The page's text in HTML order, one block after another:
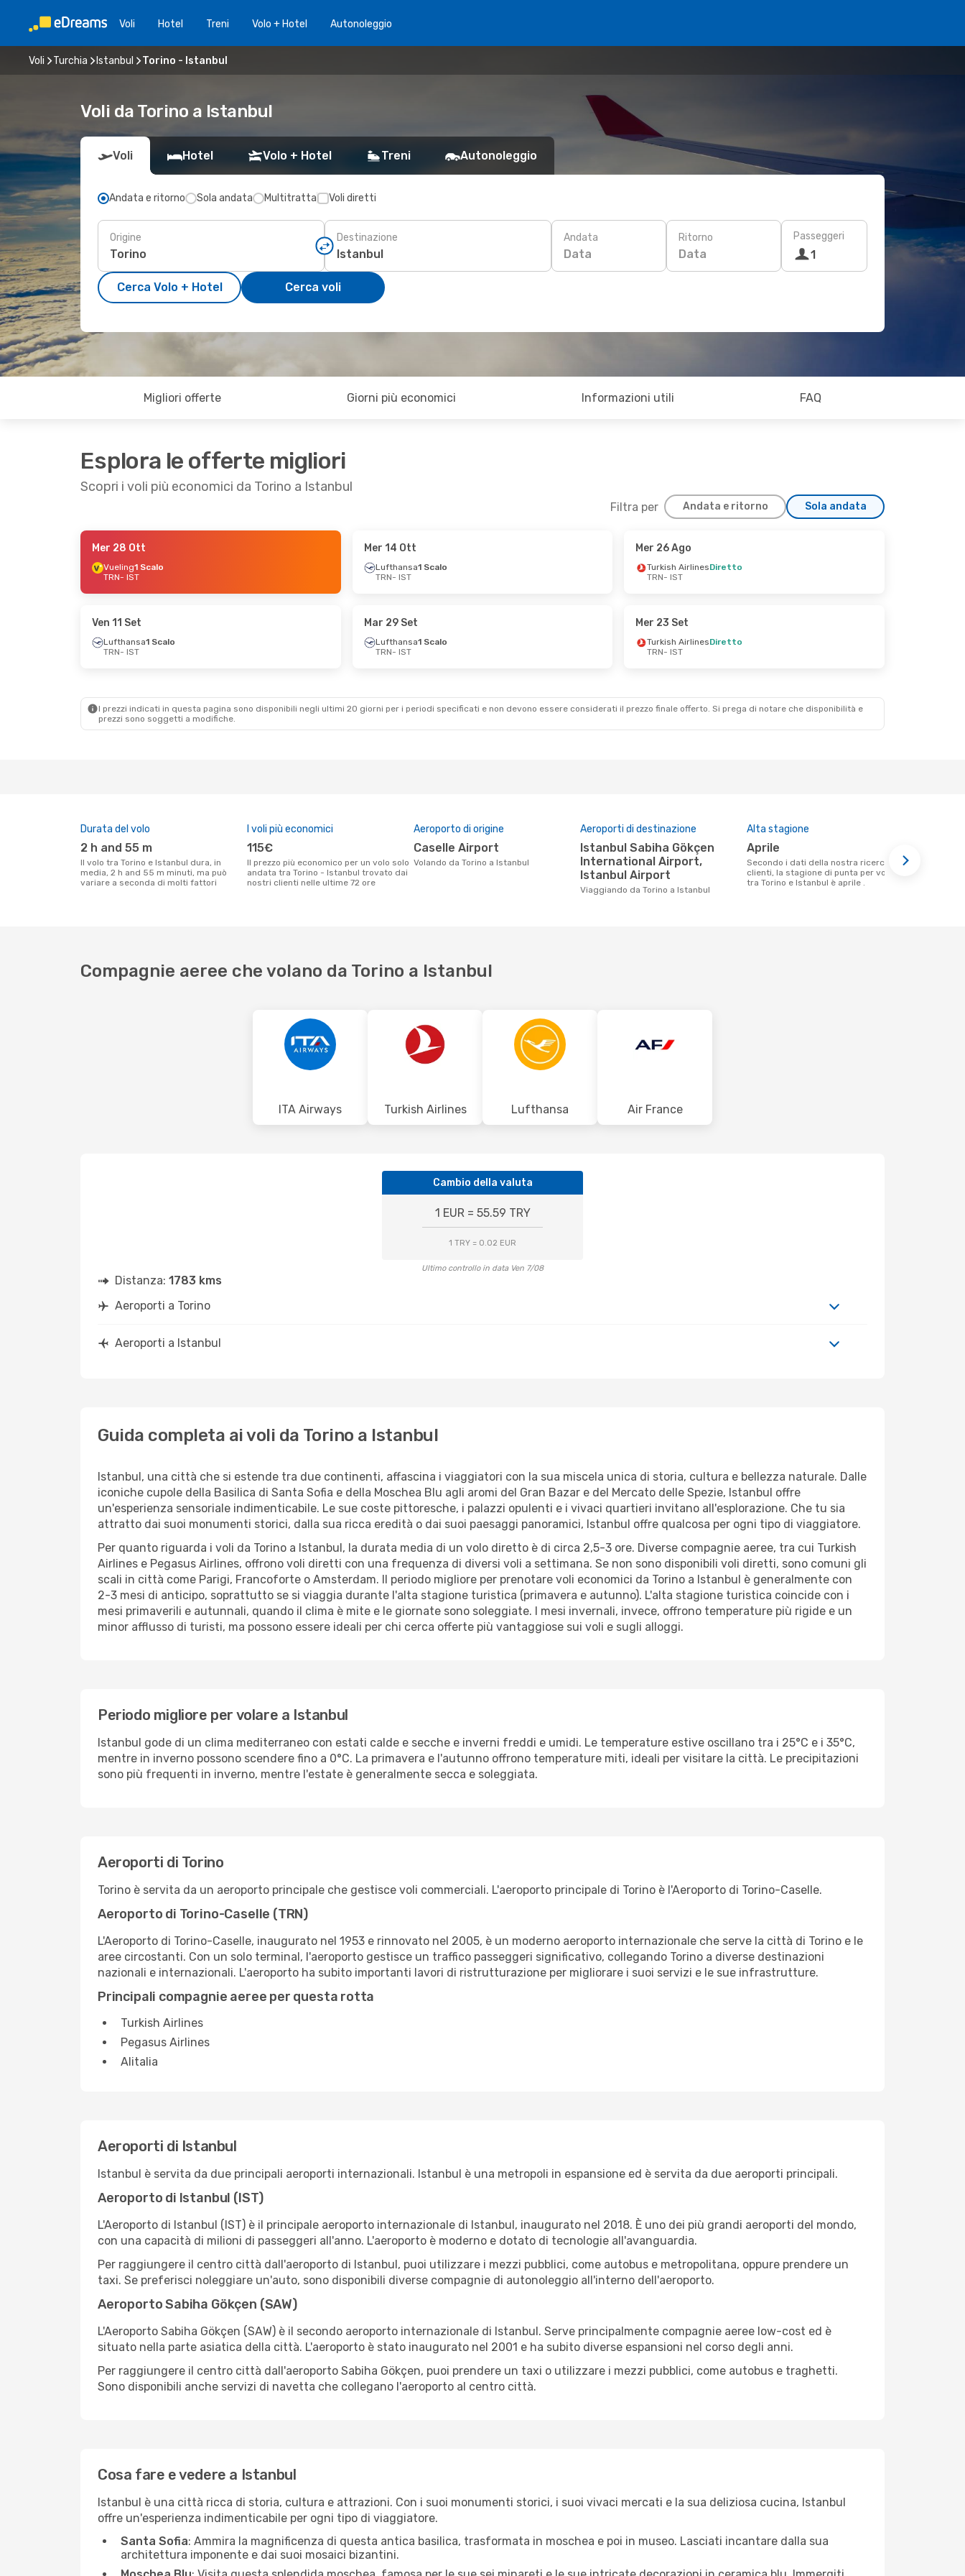
Voli Hotel Treni Volo + Hotel Autonoleggio
Voli Turchia Istanbul Torino - Istanbul
Voli da Torino a Istanbul
Voli Hotel Volo + Hotel Treni Autonoleggio
Andata e ritorno Sola andata Multitratta Voli diretti
Origine Destinazione Andata
Data
Ritorno
Data
Passeggeri
1
Cerca Volo + Hotel Cerca voli
Migliori offerte Giorni più economici Informazioni utili FAQ
Esplora le offerte migliori
Scopri i voli più economici da Torino a Istanbul
Filtra per Andata e ritorno Sola andata
- Ven 2 Ott
- Sab 17 Ott
- TRN
IST
Mer 28 Ott
Vueling1 Scalo
TRN- IST
Mer 14 Ott
Lufthansa1 Scalo
TRN- IST
Mer 26 Ago
Turkish AirlinesDiretto
TRN- IST
Ven 11 Set
Lufthansa1 Scalo
TRN- IST
Mar 29 Set
Lufthansa1 Scalo
TRN- IST
Mer 23 Set
Turkish AirlinesDiretto
TRN- IST
I prezzi indicati in questa pagina sono disponibili negli ultimi 20 giorni per i periodi specificati e non devono essere considerati il ​​prezzo finale offerto. Si prega di notare che disponibilità e
prezzi sono soggetti a modifiche.
Durata del volo
2 h and 55 m
Il volo tra Torino e Istanbul dura, in
media, 2 h and 55 m minuti, ma può
variare a seconda di molti fattori
I voli più economici
115€
Il prezzo più economico per un volo solo
andata tra Torino - Istanbul trovato dai
nostri clienti nelle ultime 72 ore
Aeroporto di origine
Caselle Airport
Volando da Torino a Istanbul
Aeroporti di destinazione
Istanbul Sabiha Gökçen
International Airport,
Istanbul Airport
Viaggiando da Torino a Istanbul
Alta stagione
aprile
Secondo i dati della nostra ricerca
clienti, la stagione di punta per volare
tra Torino e Istanbul è aprile .
Compagnie aeree che volano da Torino a Istanbul
ITA Airways Turkish Airlines Lufthansa Air France
Cambio della valuta
1 EUR = 55.59 TRY
1 TRY = 0.02 EUR
Ultimo controllo in data Ven 7/08
Distanza: 1783 kms
Aeroporti a Torino
Aeroporti a Istanbul
Guida completa ai voli da Torino a Istanbul
Istanbul, una città che si estende tra due continenti, affascina i viaggiatori con la sua miscela unica di storia, cultura e bellezza naturale. Dalle
iconiche cupole della Basilica di Santa Sofia e della Moschea Blu agli aromi del Gran Bazar e del Mercato delle Spezie, Istanbul offre
un'esperienza sensoriale indimenticabile. Le sue coste pittoresche, i palazzi opulenti e i vivaci quartieri invitano all'esplorazione. Che tu sia
attratto dai suoi monumenti storici, dalla sua ricca eredità o dai suoi paesaggi panoramici, Istanbul offre qualcosa per ogni tipo di viaggiatore.
Per quanto riguarda i voli da Torino a Istanbul, la durata media di un volo diretto è di circa 2,5-3 ore. Diverse compagnie aeree, tra cui Turkish
Airlines e Pegasus Airlines, offrono voli diretti con una frequenza di diversi voli a settimana. Se non sono disponibili voli diretti, sono comuni gli
scali in città come Parigi, Francoforte o Amsterdam. Il periodo migliore per prenotare voli economici da Torino a Istanbul è generalmente con
2-3 mesi di anticipo, soprattutto se si viaggia durante l'alta stagione turistica (primavera e autunno). L'alta stagione turistica coincide con i
mesi primaverili e autunnali, quando il clima è mite e le giornate sono soleggiate. I mesi invernali, invece, offrono temperature più rigide e un
minor afflusso di turisti, ma possono essere ideali per chi cerca offerte più vantaggiose sui voli e sugli alloggi.
Periodo migliore per volare a Istanbul
Istanbul gode di un clima mediterraneo con estati calde e secche e inverni freddi e umidi. Le temperature estive oscillano tra i 25°C e i 35°C,
mentre in inverno possono scendere fino a 0°C. La primavera e l'autunno offrono temperature miti, ideali per visitare la città. Le precipitazioni
sono più frequenti in inverno, mentre l'estate è generalmente secca e soleggiata.
Aeroporti di Torino
Torino è servita da un aeroporto principale che gestisce voli commerciali. L'aeroporto principale di Torino è l'Aeroporto di Torino-Caselle.
Aeroporto di Torino-Caselle (TRN)
L'Aeroporto di Torino-Caselle, inaugurato nel 1953 e rinnovato nel 2005, è un moderno aeroporto internazionale che serve la città di Torino e le
aree circostanti. Con un solo terminal, l'aeroporto gestisce un traffico passeggeri significativo, collegando Torino a diverse destinazioni
nazionali e internazionali. L'aeroporto ha subito importanti lavori di ristrutturazione per migliorare i suoi servizi e le sue infrastrutture.
Principali compagnie aeree per questa rotta
Turkish Airlines
Pegasus Airlines
Alitalia
Aeroporti di Istanbul
Istanbul è servita da due principali aeroporti internazionali. Istanbul è una metropoli in espansione ed è servita da due aeroporti principali.
Aeroporto di Istanbul (IST)
L'Aeroporto di Istanbul (IST) è il principale aeroporto internazionale di Istanbul, inaugurato nel 2018. È uno dei più grandi aeroporti del mondo,
con una capacità di milioni di passeggeri all'anno. L'aeroporto è moderno e dotato di tecnologie all'avanguardia.
Per raggiungere il centro città dall'aeroporto di Istanbul, puoi utilizzare i mezzi pubblici, come autobus e metropolitana, oppure prendere un
taxi. Se preferisci noleggiare un'auto, sono disponibili diverse compagnie di autonoleggio all'interno dell'aeroporto.
Aeroporto Sabiha Gökçen (SAW)
L'Aeroporto Sabiha Gökçen (SAW) è il secondo aeroporto internazionale di Istanbul. Serve principalmente compagnie aeree low-cost ed è
situato nella parte asiatica della città. L'aeroporto è stato inaugurato nel 2001 e ha subito diverse espansioni nel corso degli anni.
Per raggiungere il centro città dall'aeroporto Sabiha Gökçen, puoi prendere un taxi o utilizzare i mezzi pubblici, come autobus e traghetti.
Sono disponibili anche servizi di navetta che collegano l'aeroporto al centro città.
Cosa fare e vedere a Istanbul
Istanbul è una città ricca di storia, cultura e attrazioni. Con i suoi monumenti storici, i suoi vivaci mercati e la sua deliziosa cucina, Istanbul
offre un'esperienza indimenticabile per ogni tipo di viaggiatore.
Santa Sofia: Ammira la magnificenza di questa antica basilica, trasformata in moschea e poi in museo. Lasciati incantare dalla sua
architettura imponente e dai suoi mosaici bizantini.